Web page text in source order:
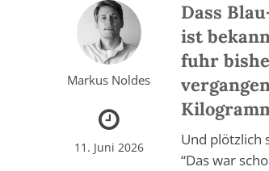
Markus Noldes
11. Juni 2026
Dass
ist
fuhr
Und plötzlich
“Das war